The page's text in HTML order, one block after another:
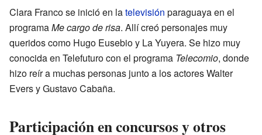
Clara Franco se inició en latelevisión paraguaya en el
programaMe cargo de risa. Allí creó personajes muy
queridos como Hugo Eusebio y La Yuyera. Se hizo muy
conocida en Telefuturo con el programa Telecomio, donde
hizo reír a muchas personas junto a los actores Walter
Evers y Gustavo Cabaña.
Participación en concursos y otros